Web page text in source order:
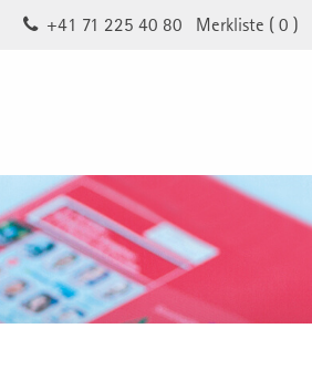
Merkliste (0 )
+41 71 225 40 80